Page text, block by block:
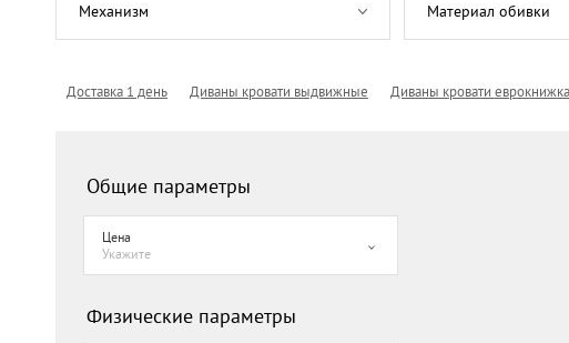
Механизм Материал обивки
Доставка 1 день Диваны кровати выдвижные Диваны кровати еврокнижка
Общие параметры
Цена
Укажите
Физические параметры